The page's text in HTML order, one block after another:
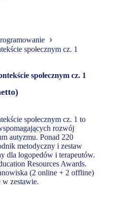
społecznym cz. 1
społecznym cz. 1
społecznym cz. 1 to
rozwój
autyzmu. Ponad 220
metodyczny i zestaw
dla logopedów i terapeutów.
Resources Awards.
(2 online + 2 offline)
w zestawie.